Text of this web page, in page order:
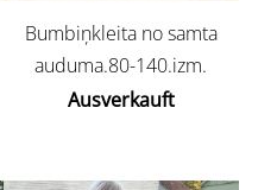
Bumbiņkleita no samta
auduma.80-140.izm.
Ausverkauft